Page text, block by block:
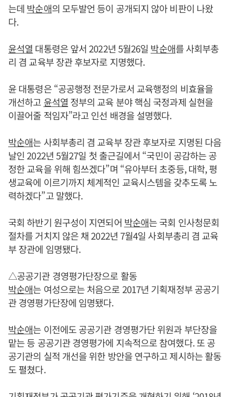
는데 박순애의 모두발언 등이 공개되지 않아 비판이 나왔
다.
윤석열 대통령은 앞서 2022년 5월26일 박순애를 사회부총
리 겸 교육부 장관 후보자로 지명했다.
윤 대통령은 “공공행정 전문가로서 교육행정의 비효율을
개선하고 윤석열 정부의 교육 분야 핵심 국정과제 실현을
이끌어줄 적임자”라고 인선 배경을 설명했다.
박순애는 사회부총리 겸 교육부 장관 후보자로 지명된 다음
날인 2022년 5월27일 첫 출근길에서 “국민이 공감하는 공
정한 교육을 위해 힘쓰겠다”며 “유아부터 초중등, 대학, 평
생교육에 이르기까지 체계적인 교육시스템을 갖추도록 노
력하겠다”고 말했다.
국회 하반기 원구성이 지연되어 박순애는 국회 인사청문회
절차를 거치지 않은 채 2022년 7월4일 사회부총리 겸 교육
부 장관에 임명됐다.
△공공기관 경영평가단장으로 활동
박순애는 여성으로는 처음으로 2017년 기획재정부 공공기
관 경영평가단장에 임명됐다.
박순애는 이전에도 공공기관 경영평가단 위원과 부단장을
맡는 등 공공기관 경영평가에 지속적으로 참여했다. 또 공
공기관의 실적 개선을 위한 방안을 연구하고 제시하는 활동
도 펼쳤다.